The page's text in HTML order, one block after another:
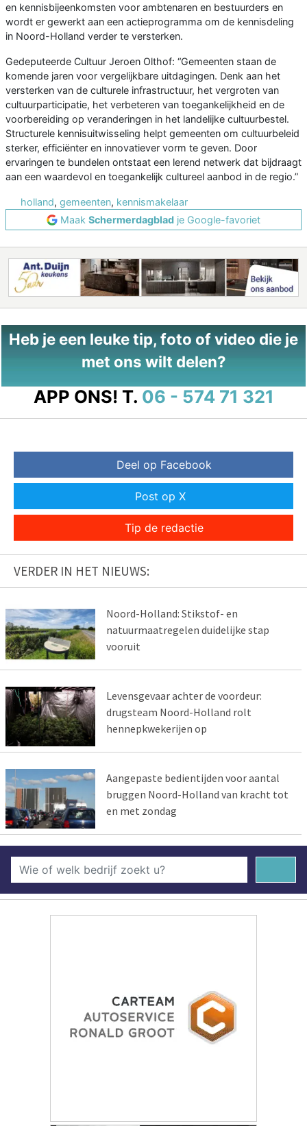
en kennisbijeenkomsten voor ambtenaren en bestuurders en
wordt er gewerkt aan een actieprogramma om de kennisdeling
in Noord-Holland verder te versterken.
Gedeputeerde Cultuur Jeroen Olthof: “Gemeenten staan de
komende jaren voor vergelijkbare uitdagingen. Denk aan het
versterken van de culturele infrastructuur, het vergroten van
cultuurparticipatie, het verbeteren van toegankelijkheid en de
voorbereiding op veranderingen in het landelijke cultuurbestel.
Structurele kennisuitwisseling helpt gemeenten om cultuurbeleid
sterker, efficiënter en innovatiever vorm te geven. Door
ervaringen te bundelen ontstaat een lerend netwerk dat bijdraagt
aan een waardevol en toegankelijk cultureel aanbod in de regio.”
holland, gemeenten, kennismakelaar
Maak Schermerdagblad je Google-favoriet
Heb je een leuke tip, foto of video die je
met ons wilt delen?
APP ONS! T. 06 - 574 71 321
Deel op Facebook
Post op X
Tip de redactie
VERDER IN HET NIEUWS:
Noord-Holland: Stikstof- en
natuurmaatregelen duidelijke stap
vooruit
Levensgevaar achter de voordeur:
drugsteam Noord-Holland rolt
hennepkwekerijen op
Aangepaste bedientijden voor aantal
bruggen Noord-Holland van kracht tot
en met zondag